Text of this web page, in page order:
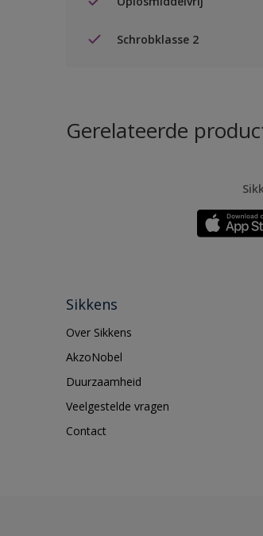
Schrobklasse 2
Gerelateerde
Sikkens
Over Sikkens
AkzoNobel
Duurzaamheid
Veelgestelde vragen
Contact